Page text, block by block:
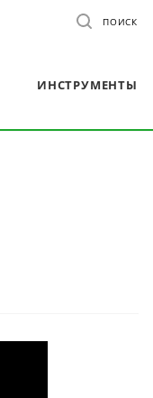
ПОИСК
ИНСТРУМЕНТЫ